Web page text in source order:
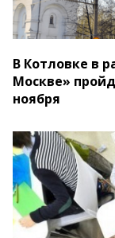
В Котловке в
Москве»
ноября